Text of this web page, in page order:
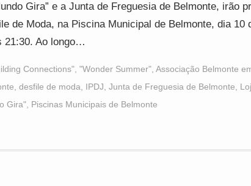
Gira” e a Junta de Freguesia de Belmonte, irão
de Moda, na Piscina Municipal de Belmonte, dia 10
21:30. Ao longo…
Connections", "Wonder Summer", Associação Belmonte
, desfile de moda, IPDJ, Junta de Freguesia de Belmonte,
Gira", Piscinas Municipais de Belmonte